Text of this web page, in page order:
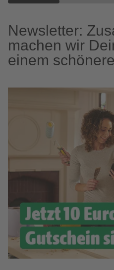
Newsletter:
machen wir
einem